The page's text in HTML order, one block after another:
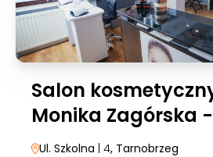
Salon
Monika Zagórska
Ul. Szkolna | 4, Tarnobrzeg